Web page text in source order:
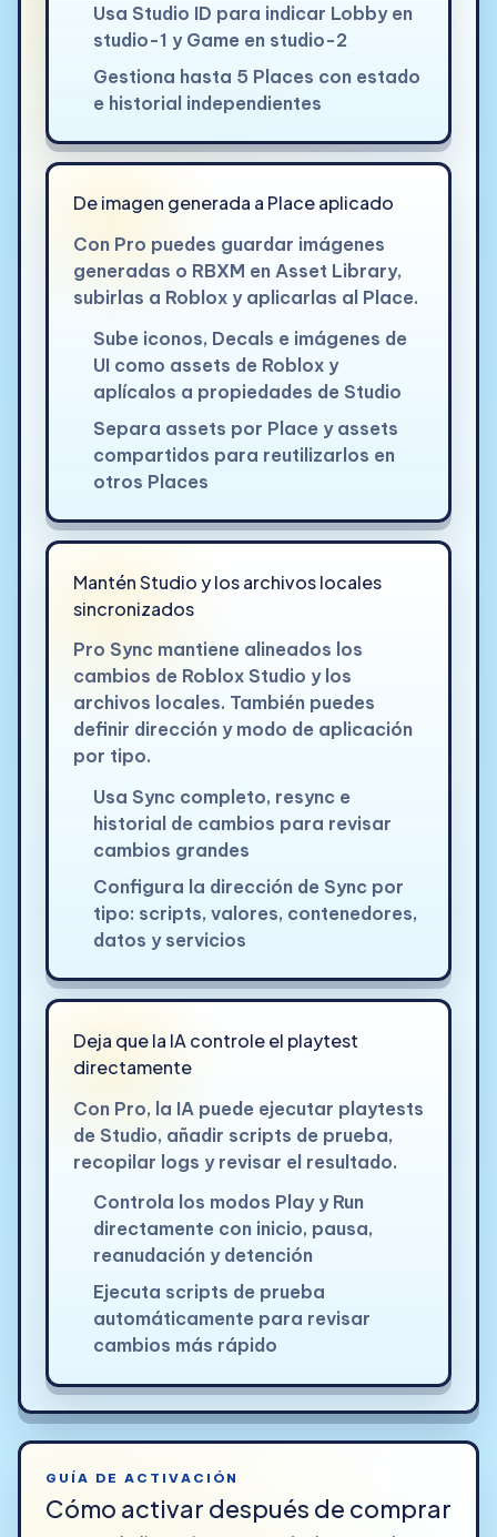
Usa Studio ID para indicar Lobby en
studio-1 y Game en studio-2
Gestiona hasta 5 Places con estado
e historial independientes
De imagen generada a Place aplicado
Con Pro puedes guardar imágenes
generadas o RBXM en Asset Library,
subirlas a Roblox y aplicarlas al Place.
Sube iconos, Decals e imágenes de
UI como assets de Roblox y
aplícalos a propiedades de Studio
Separa assets por Place y assets
compartidos para reutilizarlos en
otros Places
Mantén Studio y los archivos locales
sincronizados
Pro Sync mantiene alineados los
cambios de Roblox Studio y los
archivos locales. También puedes
definir dirección y modo de aplicación
por tipo.
Usa Sync completo, resync e
historial de cambios para revisar
cambios grandes
Configura la dirección de Sync por
tipo: scripts, valores, contenedores,
datos y servicios
Deja que la IA controle el playtest
directamente
Con Pro, la IA puede ejecutar playtests
de Studio, añadir scripts de prueba,
recopilar logs y revisar el resultado.
Controla los modos Play y Run
directamente con inicio, pausa,
reanudación y detención
Ejecuta scripts de prueba
automáticamente para revisar
cambios más rápido
GUÍA DE ACTIVACIÓN
Cómo activar después de comprar